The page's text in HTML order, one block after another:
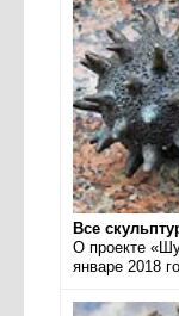
Все
О проекте
январе 2018